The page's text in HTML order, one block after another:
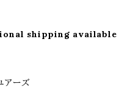
shipping available
ーズ